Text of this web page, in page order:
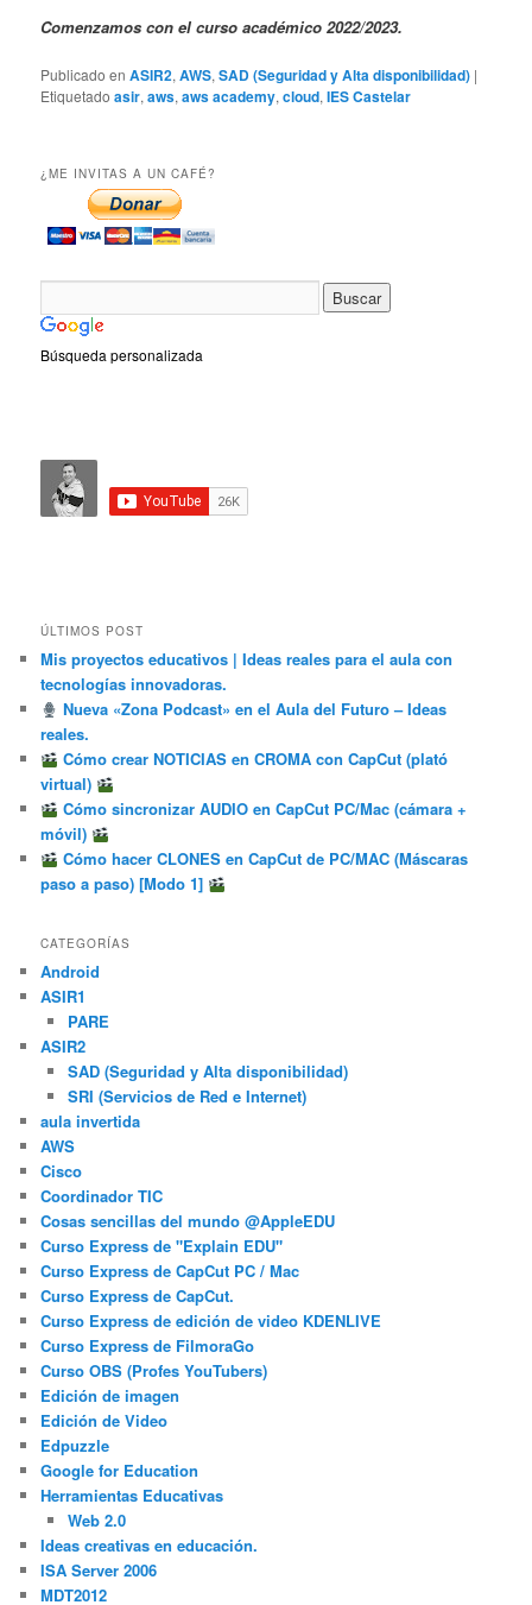
Comenzamos con el curso académico 2022/2023.
Publicado en ASIR2,AWS,SAD (Seguridad y Alta disponibilidad) |
Etiquetado asir,aws,aws academy,cloud,IES Castelar
¿ME INVITAS A UN CAFÉ?
Búsqueda personalizada
ÚLTIMOS POST
Mis proyectos educativos | Ideas reales para el aula con
tecnologías innovadoras.
Nueva «Zona Podcast» en el Aula del Futuro – Ideas
reales.
Cómo crear NOTICIAS en CROMA con CapCut (plató
virtual)
Cómo sincronizar AUDIO en CapCut PC/Mac (cámara +
móvil)
Cómo hacer CLONES en CapCut de PC/MAC (Máscaras
paso a paso) [Modo 1]
CATEGORÍAS
Android
ASIR1
PARE
ASIR2
SAD (Seguridad y Alta disponibilidad)
SRI (Servicios de Red e Internet)
aula invertida
AWS
Cisco
Coordinador TIC
Cosas sencillas del mundo @AppleEDU
Curso Express de "Explain EDU"
Curso Express de CapCut PC / Mac
Curso Express de CapCut.
Curso Express de edición de video KDENLIVE
Curso Express de FilmoraGo
Curso OBS (Profes YouTubers)
Edición de imagen
Edición de Video
Edpuzzle
Google for Education
Herramientas Educativas
Web 2.0
Ideas creativas en educación.
ISA Server 2006
MDT2012